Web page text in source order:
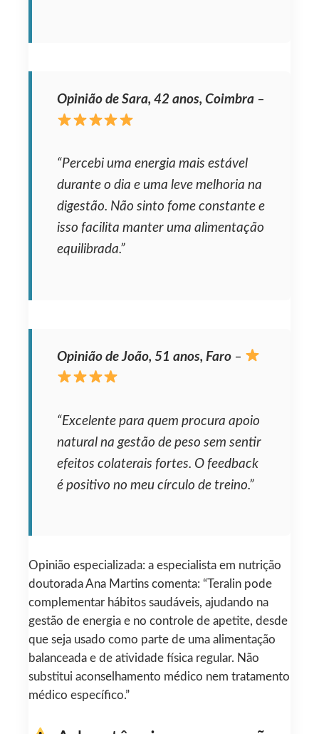
Opinião de Sara, 42 anos, Coimbra –
“Percebi uma energia mais estável
durante o dia e uma leve melhoria na
digestão. Não sinto fome constante e
isso facilita manter uma alimentação
equilibrada.”
Opinião de João, 51 anos, Faro –
“Excelente para quem procura apoio
natural na gestão de peso sem sentir
efeitos colaterais fortes. O feedback
é positivo no meu círculo de treino.”
Opinião especializada: a especialista em nutrição
doutorada Ana Martins comenta: “Teralin pode
complementar hábitos saudáveis, ajudando na
gestão de energia e no controle de apetite, desde
que seja usado como parte de uma alimentação
balanceada e de atividade física regular. Não
substitui aconselhamento médico nem tratamento
médico específico.”